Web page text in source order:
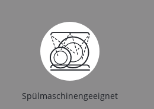
Spülmaschinengeeignet